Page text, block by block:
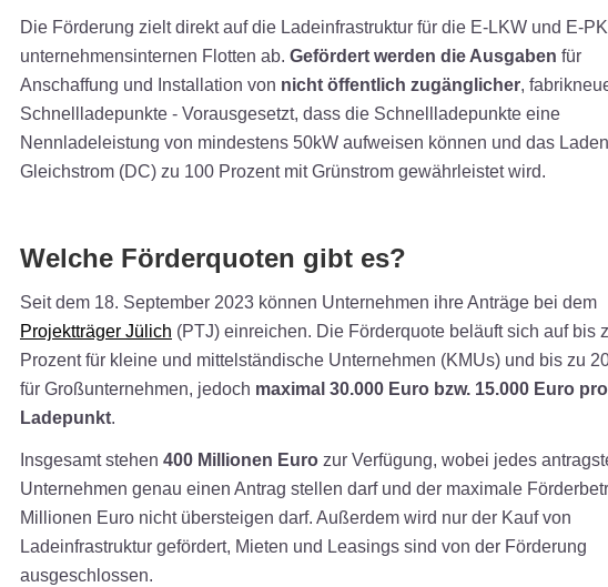
Die Förderung zielt direkt auf die Ladeinfrastruktur für die E-LKW und E-
unternehmensinternen Flotten ab. Gefördert werden die Ausgaben für
Anschaffung und Installation von nicht öffentlich zugänglicher,
Schnellladepunkte - Vorausgesetzt, dass die Schnellladepunkte eine
Nennladeleistung von mindestens 50kW aufweisen können und das
Gleichstrom (DC) zu 100 Prozent mit Grünstrom gewährleistet wird.
Welche Förderquoten gibt es?
Seit dem 18. September 2023 können Unternehmen ihre Anträge bei dem
Projektträger Jülich (PTJ) einreichen. Die Förderquote beläuft sich auf bis
Prozent für kleine und mittelständische Unternehmen (KMUs) und bis zu
für Großunternehmen, jedoch maximal 30.000 Euro bzw. 15.000 Euro pro
Ladepunkt.
Insgesamt stehen 400 Millionen Euro zur Verfügung, wobei jedes
Unternehmen genau einen Antrag stellen darf und der maximale
Millionen Euro nicht übersteigen darf. Außerdem wird nur der Kauf von
Ladeinfrastruktur gefördert, Mieten und Leasings sind von der Förderung
ausgeschlossen.